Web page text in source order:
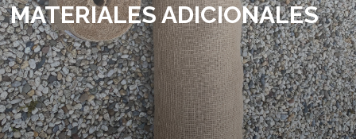
MATERIALES ADICIONALES